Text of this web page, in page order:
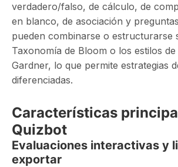
verdadero/falso, de cálculo, de
en blanco, de asociación y
pueden combinarse o estructurarse
Taxonomía de Bloom o los estilos
Gardner, lo que permite estrategias
diferenciadas.
Características
Quizbot
Evaluaciones interactivas y
exportar